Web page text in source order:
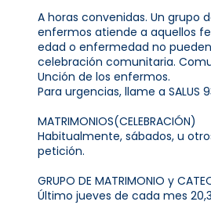
A horas convenidas. Un grupo
enfermos atiende a aquellos
edad o enfermedad no
celebración comunitaria.
Unción de los enfermos.
Para urgencias, llame a SALUS
MATRIMONIOS(CELEBRACIÓN)
Habitualmente, sábados, u
petición.
GRUPO DE MATRIMONIO y
Último jueves de cada mes